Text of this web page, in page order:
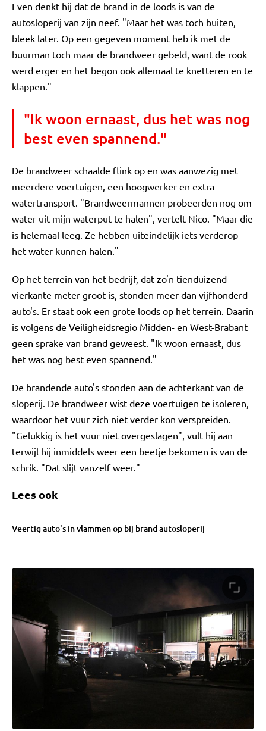
Even denkt hij dat de brand in de loods is van de
autosloperij van zijn neef. "Maar het was toch buiten,
bleek later. Op een gegeven moment heb ik met de
buurman toch maar de brandweer gebeld, want de rook
werd erger en het begon ook allemaal te knetteren en te
klappen."
"Ik woon ernaast, dus het was nog
best even spannend."
De brandweer schaalde flink op en was aanwezig met
meerdere voertuigen, een hoogwerker en extra
watertransport. "Brandweermannen probeerden nog om
water uit mijn waterput te halen", vertelt Nico. "Maar die
is helemaal leeg. Ze hebben uiteindelijk iets verderop
het water kunnen halen."
Op het terrein van het bedrijf, dat zo'n tienduizend
vierkante meter groot is, stonden meer dan vijfhonderd
auto's. Er staat ook een grote loods op het terrein. Daarin
is volgens de Veiligheidsregio Midden- en West-Brabant
geen sprake van brand geweest. "Ik woon ernaast, dus
het was nog best even spannend."
De brandende auto's stonden aan de achterkant van de
sloperij. De brandweer wist deze voertuigen te isoleren,
waardoor het vuur zich niet verder kon verspreiden.
"Gelukkig is het vuur niet overgeslagen", vult hij aan
terwijl hij inmiddels weer een beetje bekomen is van de
schrik. "Dat slijt vanzelf weer."
Lees ook
Veertig auto's in vlammen op bij brand autosloperij